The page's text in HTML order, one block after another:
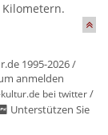
Kilometern.
1995-2026 /
anmelden
bei twitter/
Unterstützen Sie